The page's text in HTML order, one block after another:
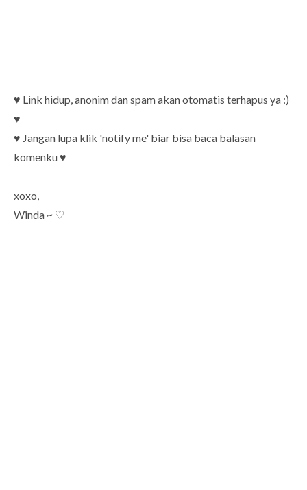
♥ Link hidup, anonim dan spam akan otomatis terhapus ya :)
♥
♥ Jangan lupa klik 'notify me' biar bisa baca balasan
komenku ♥
xoxo,
Winda ~ ♡